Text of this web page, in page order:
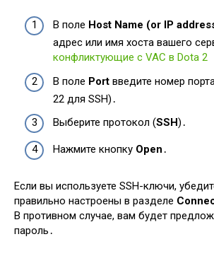
В поле Host Name (or IP
адрес или имя хоста вашего
конфликтующие с VAC в Dota 2
В поле Port введите номер
22 для SSH)․
Выберите протокол (SSH)․
Нажмите кнопку Open ․
Если вы используете SSH-ключи,
правильно настроены в разделе
В противном случае, вам будет
пароль․